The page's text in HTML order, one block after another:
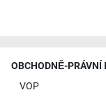
OBCHODNĚ-PRÁVNÍ
VOP